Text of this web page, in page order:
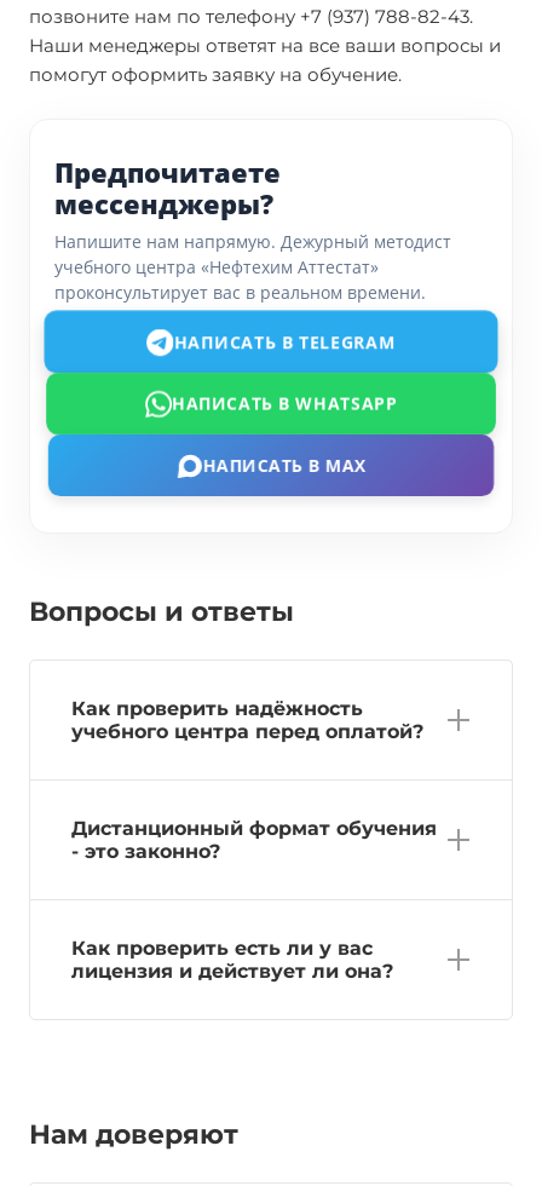
позвоните нам по телефону +7 (937) 788-82-43.
Наши менеджеры ответят на все ваши вопросы и
помогут оформить заявку на обучение.
Предпочитаете
мессенджеры?
Напишите нам напрямую. Дежурный методист
учебного центра «Нефтехим Аттестат»
проконсультирует вас в реальном времени.
НАПИСАТЬ В TELEGRAM
НАПИСАТЬ В WHATSAPP
НАПИСАТЬ В MAX
Вопросы и ответы
Как проверить надёжность
учебного центра перед оплатой?
Дистанционный формат обучения
- это законно?
Как проверить есть ли у вас
лицензия и действует ли она?
Нам доверяют